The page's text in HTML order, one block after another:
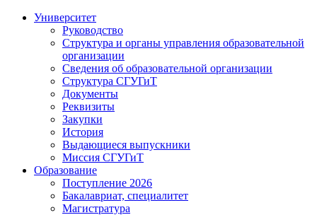
Университет
Руководство
Структура и органы управления образовательной
организации
Сведения об образовательной организации
Структура СГУГиТ
Документы
Реквизиты
Закупки
История
Выдающиеся выпускники
Миссия СГУГиТ
Образование
Поступление 2026
Бакалавриат, специалитет
Магистратура